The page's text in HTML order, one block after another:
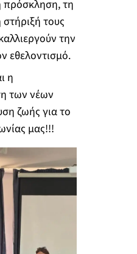
πρόσκληση, τη
στήριξή τους
την
εθελοντισμό.
η
των νέων
ζωής για το
μας!!!